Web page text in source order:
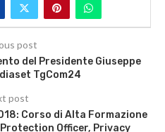
post
del Presidente Giuseppe
TgCom24
post
Corso di Alta Formazione
Officer, Privacy